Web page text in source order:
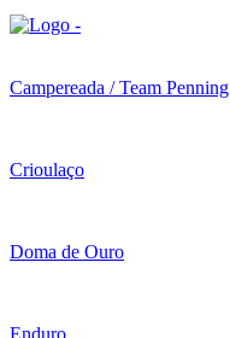
Campereada / Team Penning
Crioulaço
Doma de Ouro
Enduro